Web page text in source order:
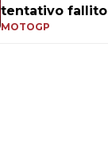
tentativo fallito
MOTOGP